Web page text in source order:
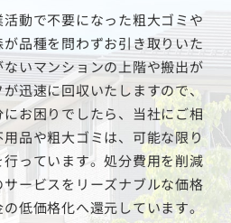
動で不要になった粗大ゴミや
品種を問わずお引き取りいた
いマンションの上階や搬出が
迅速に回収いたしますので、
お困りでしたら、当社にご相
品や粗大ゴミは、可能な限り
っています。処分費用を削減
ービスをリーズナブルな価格
低価格化へ還元しています。